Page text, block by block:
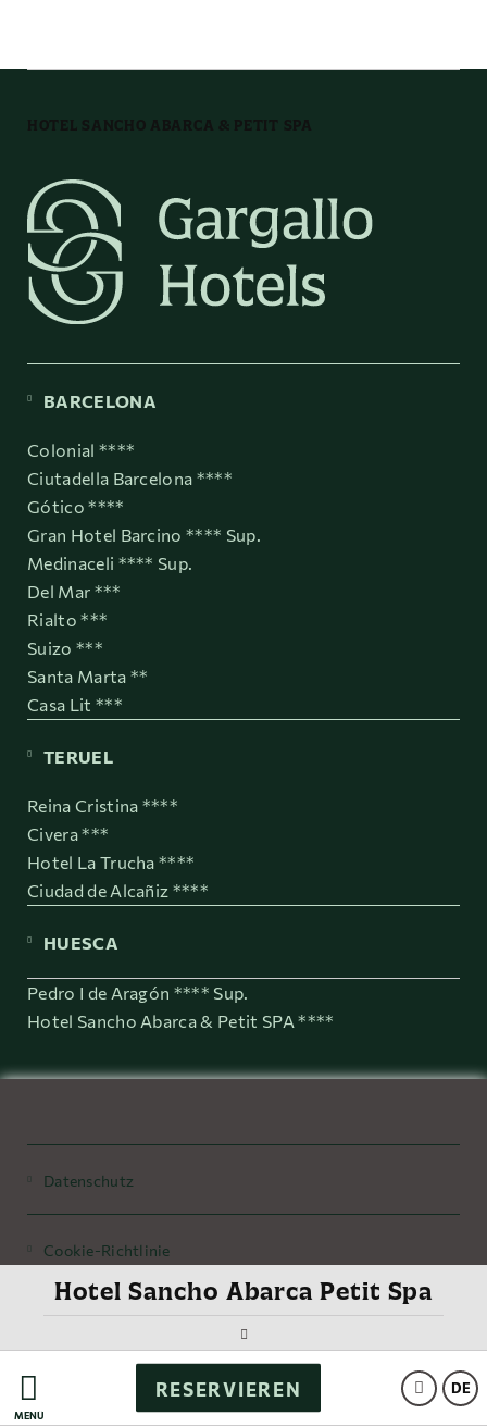
MENÜ
DE
RESERVIEREN
Hotel Sancho Abarca Petit Spa
HOTEL SANCHO ABARCA & PETIT SPA
BARCELONA
Colonial ****
Ciutadella Barcelona ****
Gótico ****
Gran Hotel Barcino **** Sup.
Medinaceli **** Sup.
Del Mar ***
Rialto ***
Suizo ***
Santa Marta **
Casa Lit ***
TERUEL
Reina Cristina ****
Civera ***
Hotel La Trucha ****
Ciudad de Alcañiz ****
HUESCA
Pedro I de Aragón **** Sup.
Hotel Sancho Abarca & Petit SPA ****
Datenschutz
Cookie-Richtlinie
Legaler Hinweis / Imprint